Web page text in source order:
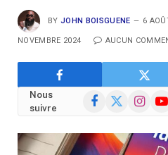
BY JOHN BOISGUENE 6
NOVEMBRE 2024 AUCUN
Nous
suivre
Facebook
X
Instagram